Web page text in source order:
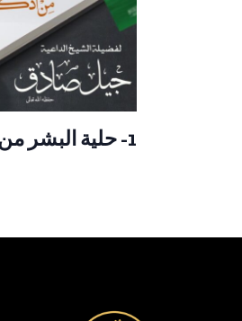
1- حلية البشر من أذكار سيد البشر